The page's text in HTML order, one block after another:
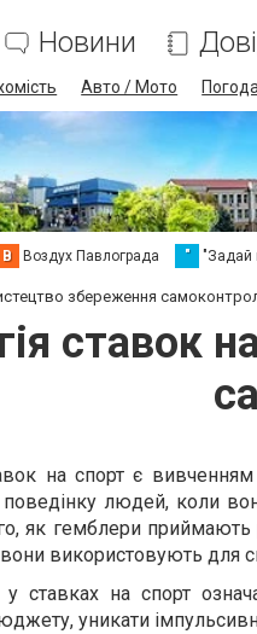
Новини
Авто / Мото Погода
В Воздух Павлограда " "Задай
збереження
cтавок
на спорт є вивченням
людей, коли
як гемблери
вони використовують для
ставках на спорт
уникати